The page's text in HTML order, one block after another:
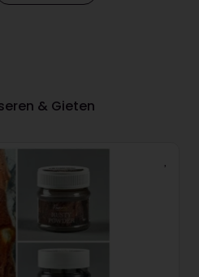
& Gieten